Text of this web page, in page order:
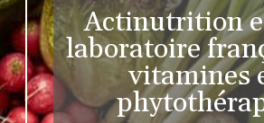
Actinutrition
laboratoire
vitamines